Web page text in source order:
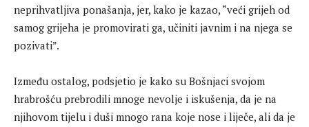
neprihvatljiva ponašanja, jer, kako je kazao, “veći grijeh od
samog grijeha je promovirati ga, učiniti javnim i na njega se
pozivati”.
Između ostalog, podsjetio je kako su Bošnjaci svojom
hrabrošću prebrodili mnoge nevolje i iskušenja, da je na
njihovom tijelu i duši mnogo rana koje nose i liječe, ali da je